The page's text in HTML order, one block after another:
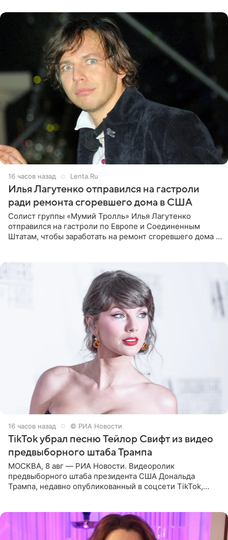
16 часов назад Lenta.Ru
Илья Лагутенко отправился на гастроли
ради ремонта сгоревшего дома в США
Солист группы «Мумий Тролль» Илья Лагутенко
отправился на гастроли по Европе и Соединенным
Штатам, чтобы заработать на ремонт сгоревшего дома в
16 часов назад © РИА Новости
TikTok убрал песню Тейлор Свифт из видео
предвыборного штаба Трампа
МОСКВА, 8 авг — РИА Новости. Видеоролик
предвыборного штаба президента США Дональда
Трампа, недавно опубликованный в соцсети TikTok,